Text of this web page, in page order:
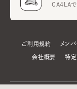
CA4LAで
ご利用規約 メン
会社概要 特